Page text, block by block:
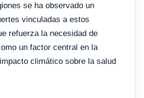
se ha observado un
vinculadas a estos
refuerza la necesidad de
un factor central en la
climático sobre la salud